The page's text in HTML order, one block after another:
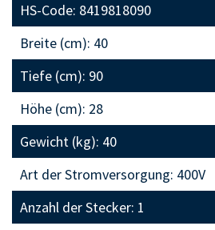
HS-Code: 8419818090
Breite (cm): 40
Tiefe (cm): 90
Höhe (cm): 28
Gewicht (kg): 40
Art der Stromversorgung: 400V
Anzahl der Stecker: 1